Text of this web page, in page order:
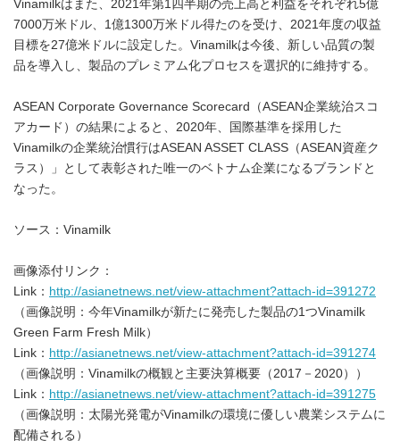
Vinamilkはまた、2021年第1四半期の売上高と利益をそれぞれ5億
7000万米ドル、1億1300万米ドル得たのを受け、2021年度の収益
目標を27億米ドルに設定した。Vinamilkは今後、新しい品質の製
品を導入し、製品のプレミアム化プロセスを選択的に維持する。
ASEAN Corporate Governance Scorecard（ASEAN企業統治スコ
アカード）の結果によると、2020年、国際基準を採用した
Vinamilkの企業統治慣行はASEAN ASSET CLASS（ASEAN資産ク
ラス）」として表彰された唯一のベトナム企業になるブランドと
なった。
ソース：Vinamilk
画像添付リンク：
Link： http://asianetnews.net/view-attachment?attach-id=391272
（画像説明：今年Vinamilkが新たに発売した製品の1つVinamilk
Green Farm Fresh Milk）
Link： http://asianetnews.net/view-attachment?attach-id=391274
（画像説明：Vinamilkの概観と主要決算概要（2017－2020））
Link： http://asianetnews.net/view-attachment?attach-id=391275
（画像説明：太陽光発電がVinamilkの環境に優しい農業システムに
配備される）